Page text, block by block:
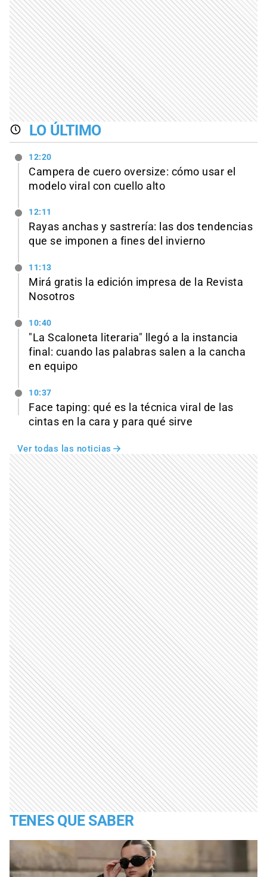
LO ÚLTIMO
12:20
Campera de cuero oversize: cómo usar el
modelo viral con cuello alto
12:11
Rayas anchas y sastrería: las dos tendencias
que se imponen a fines del invierno
11:13
Mirá gratis la edición impresa de la Revista
Nosotros
10:40
"La Scaloneta literaria" llegó a la instancia
final: cuando las palabras salen a la cancha
en equipo
10:37
Face taping: qué es la técnica viral de las
cintas en la cara y para qué sirve
Ver todas las noticias
TENES QUE SABER